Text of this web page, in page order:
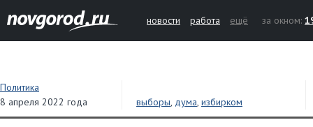
новости работа ещё за окном:
Политика
8 апреля 2022 года
выборы, дума, избирком